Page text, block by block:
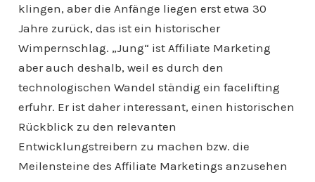
klingen, aber die Anfänge liegen erst etwa 30
Jahre zurück, das ist ein historischer
Wimpernschlag. „Jung“ ist Affiliate Marketing
aber auch deshalb, weil es durch den
technologischen Wandel ständig ein facelifting
erfuhr. Er ist daher interessant, einen historischen
Rückblick zu den relevanten
Entwicklungstreibern zu machen bzw. die
Meilensteine des Affiliate Marketings anzusehen